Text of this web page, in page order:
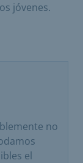
jóvenes.
no
el